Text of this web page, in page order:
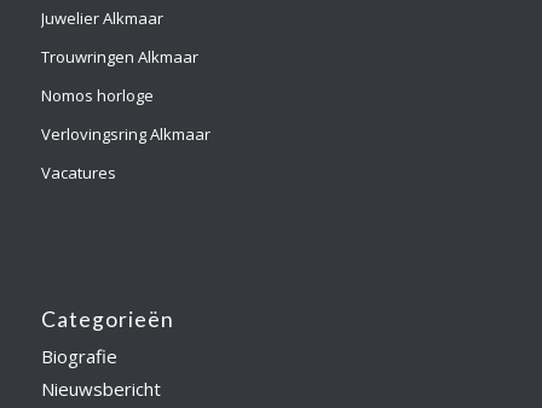
Juwelier Alkmaar
Trouwringen Alkmaar
Nomos horloge
Verlovingsring Alkmaar
Vacatures
Categorieën
Biografie
Nieuwsbericht